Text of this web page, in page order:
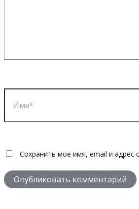
Имя*
Сохранить моё имя, email и адрес